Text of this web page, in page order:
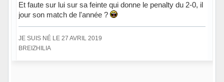
Et faute sur lui sur sa feinte qui donne le penalty du 2-0, il
jour son match de l'année ?
JE SUIS NÉ LE 27 AVRIL 2019
BREIZHILIA